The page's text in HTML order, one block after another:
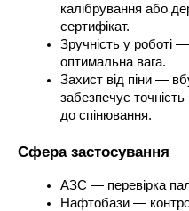
калібрування або
сертифікат.
Зручність у роботі
оптимальна вага.
Захист від піни —
забезпечує
до спінювання.
Сфера застосування
АЗС — перевірка
Нафтобази —